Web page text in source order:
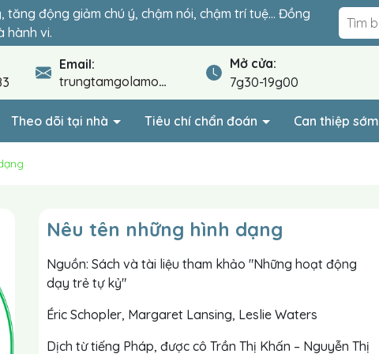
tăng động giảm chú ý, chậm nói, chậm trí tuệ… Đồng
hành vi.
quyết định sự hòa nhập của con. Lộ trình cá nhân
Email:
trungtamgolamo@gmail.com
Mở cửa:
7g30-19g00
Theo dõi tại nhà Tiêu chí chẩn đoán Can thiệp sớm
Nêu tên những hình dạng
Nguồn: Sách và tài liệu tham khảo "Những hoạt động
dạy trẻ tự kỷ"
Éric Schopler, Margaret Lansing, Leslie Waters
Dịch từ tiếng Pháp, được cô Trần Thị Khấn – Nguyễn Thị